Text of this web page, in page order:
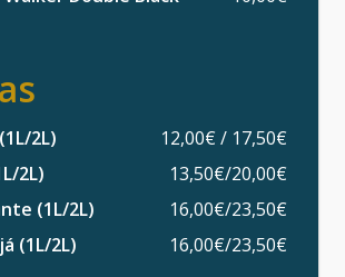
2L)
12,00€ / 17,50€
2L)
13,50€/20,00€
(1L/2L)
16,00€/23,50€
(1L/2L)
16,00€/23,50€